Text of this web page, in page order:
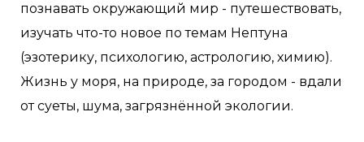
познавать окружающий мир - путешествовать,
изучать что-то новое по темам Нептуна
(эзотерику, психологию, астрологию, химию).
Жизнь у моря, на природе, за городом - вдали
от суеты, шума, загрязнённой экологии.